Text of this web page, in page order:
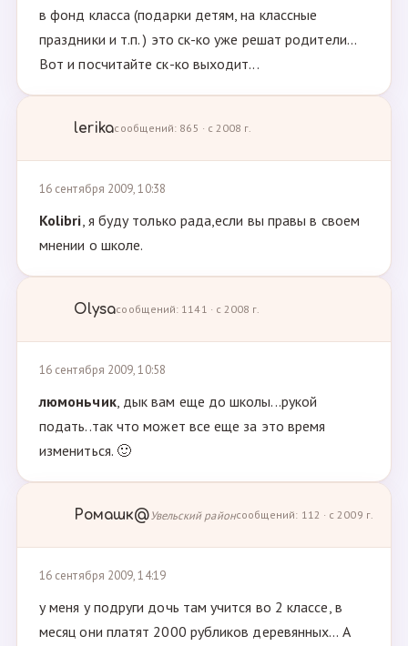
в фонд класса (подарки детям, на классные
праздники и т.п. ) это ск-ко уже решат родители...
Вот и посчитайте ск-ко выходит...
lerikaсообщений: 865 · с 2008 г.
16 сентября 2009, 10:38
Kolibri, я буду только рада,если вы правы в своем
мнении о школе.
Olysaсообщений: 1141 · с 2008 г.
16 сентября 2009, 10:58
люмоньчик, дык вам еще до школы...рукой
подать..так что может все еще за это время
измениться. 🙂
Ромашк@Увельский районсообщений: 112 · с 2009 г.
16 сентября 2009, 14:19
у меня у подруги дочь там учится во 2 классе, в
месяц они платят 2000 рубликов деревянных... А